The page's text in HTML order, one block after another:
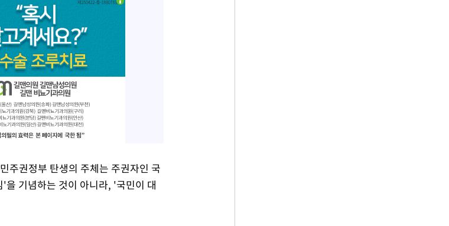
주권정부 탄생의 주체는 주권자인 국
기념하는 것이 아니라, '국민이 대